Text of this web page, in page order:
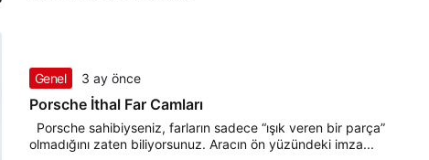
Genel 3 ay önce
Porsche İthal Far Camları
Porsche sahibiyseniz, farların sadece “ışık veren bir parça”
olmadığını zaten biliyorsunuz. Aracın ön yüzündeki imza...